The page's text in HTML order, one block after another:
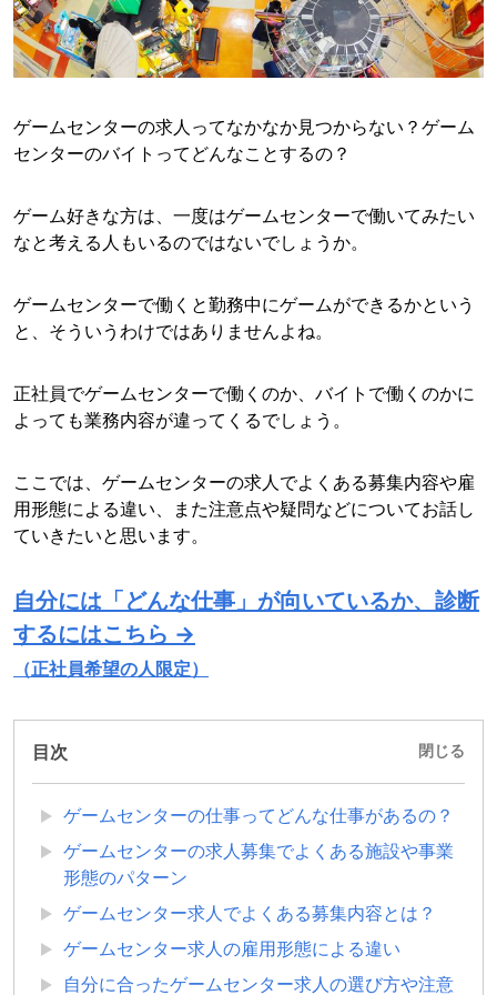
ゲームセンターの求人ってなかなか見つからない？ゲーム
センターのバイトってどんなことするの？
ゲーム好きな方は、一度はゲームセンターで働いてみたい
なと考える人もいるのではないでしょうか。
ゲームセンターで働くと勤務中にゲームができるかという
と、そういうわけではありませんよね。
正社員でゲームセンターで働くのか、バイトで働くのかに
よっても業務内容が違ってくるでしょう。
ここでは、ゲームセンターの求人でよくある募集内容や雇
用形態による違い、また注意点や疑問などについてお話し
ていきたいと思います。
自分には「どんな仕事」が向いているか、診断
するにはこちら →
（正社員希望の人限定）
目次 閉じる
ゲームセンターの仕事ってどんな仕事があるの？
ゲームセンターの求人募集でよくある施設や事業
形態のパターン
ゲームセンター求人でよくある募集内容とは？
ゲームセンター求人の雇用形態による違い
自分に合ったゲームセンター求人の選び方や注意